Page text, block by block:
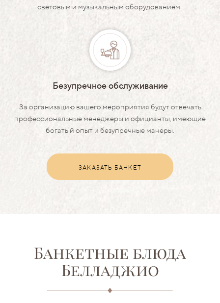
световым и музыкальным оборудованием.
Безупречное обслуживание
За организацию вашего мероприятия будут отвечать
профессиональные менеджеры и официанты, имеющие
богатый опыт и безупречные манеры.
ЗАКАЗАТЬ БАНКЕТ
Банкетные блюда
Белладжио